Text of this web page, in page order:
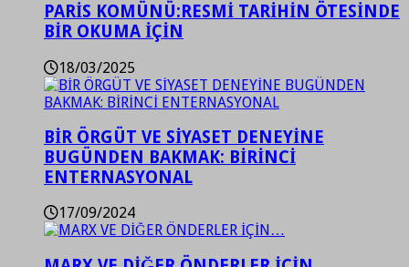
PARİS KOMÜNÜ:RESMİ TARİHİN ÖTESİNDE
BİR OKUMA İÇİN
18/03/2025
BİR ÖRGÜT VE SİYASET DENEYİNE
BUGÜNDEN BAKMAK: BİRİNCİ
ENTERNASYONAL
17/09/2024